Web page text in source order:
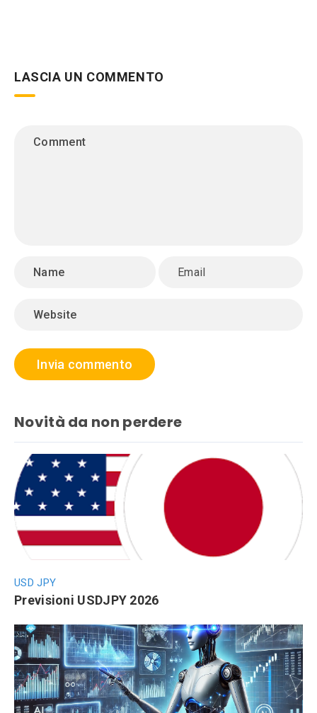
LASCIA UN COMMENTO
Novità da non perdere
USD JPY
Previsioni USDJPY 2026